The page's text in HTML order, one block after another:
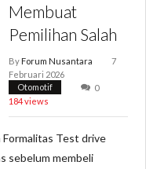
Membuat
Pemilihan Salah
ByForum Nusantara
7
Februari 2026
Otomotif
0
184 views
Test drive
sebelum membeli